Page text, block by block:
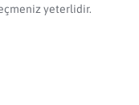
yeterlidir.